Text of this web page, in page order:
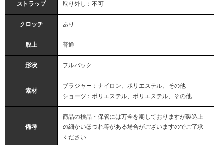
ストラップ 取り外し：不可
クロッチ あり
股上 普通
形状 フルバック
素材
ブラジャー：ナイロン、ポリエステル、その他
ショーツ：ポリエステル、ポリエステル、その他
備考
商品の検品・保管には万全を期しておりますが製造上
の細かいほつれ等がある場合がございますのでご了承
ください